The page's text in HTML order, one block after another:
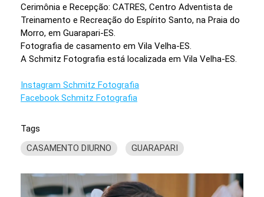
Cerimônia e Recepção: CATRES, Centro Adventista de
Treinamento e Recreação do Espírito Santo, na Praia do
Morro, em Guarapari-ES.
Fotografia de casamento em Vila Velha-ES.
A Schmitz Fotografia está localizada em Vila Velha-ES.
Instagram Schmitz Fotografia
Facebook Schmitz Fotografia
Tags
CASAMENTO DIURNO
GUARAPARI